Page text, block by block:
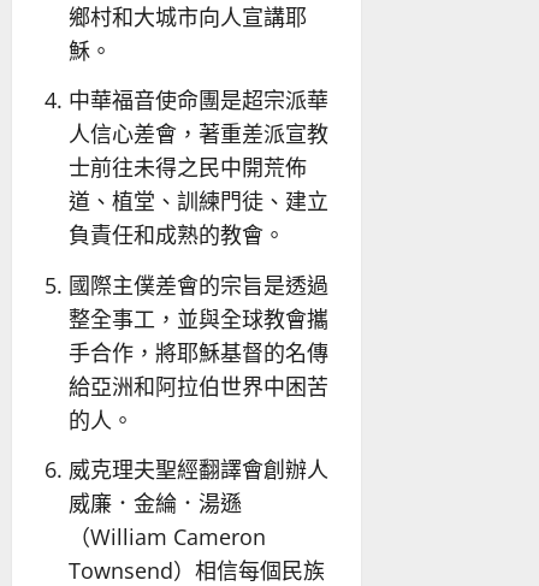
鄉村和大城市向人宣講耶
穌。
中華福音使命團是超宗派華
人信心差會，著重差派宣教
士前往未得之民中開荒佈
道、植堂、訓練門徒、建立
負責任和成熟的教會。
國際主僕差會的宗旨是透過
整全事工，並與全球教會攜
手合作，將耶穌基督的名傳
給亞洲和阿拉伯世界中困苦
的人。
威克理夫聖經翻譯會創辦人
威廉．金綸．湯遜
（William Cameron
Townsend）相信每個民族